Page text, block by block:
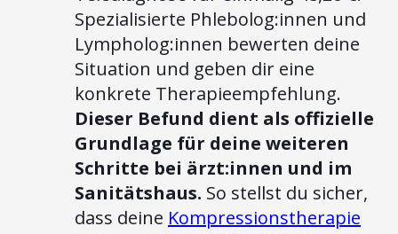
Spezialisierte Phlebolog:innen und
Lympholog:innen bewerten deine
Situation und geben dir eine
konkrete Therapieempfehlung.
Dieser Befund dient als offizielle
Grundlage für deine weiteren
Schritte bei ärzt:innen und im
Sanitätshaus. So stellst du sicher,
dass deine Kompressionstherapie